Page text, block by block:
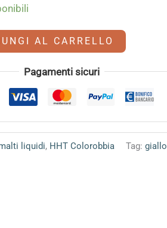
AL CARRELLO
Pagamenti sicuri
liquidi, HHT Colorobbia Tag:giallo